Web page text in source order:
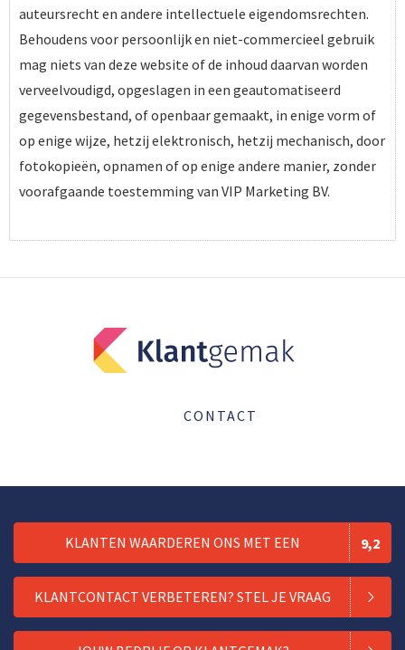
auteursrecht en andere intellectuele eigendomsrechten.
Behoudens voor persoonlijk en niet-commercieel gebruik
mag niets van deze website of de inhoud daarvan worden
verveelvoudigd, opgeslagen in een geautomatiseerd
gegevensbestand, of openbaar gemaakt, in enige vorm of
op enige wijze, hetzij elektronisch, hetzij mechanisch, door
fotokopieën, opnamen of op enige andere manier, zonder
voorafgaande toestemming van VIP Marketing BV.
CONTACT
KLANTEN WAARDEREN ONS MET EEN 9,2
KLANTCONTACT VERBETEREN? STEL JE VRAAG